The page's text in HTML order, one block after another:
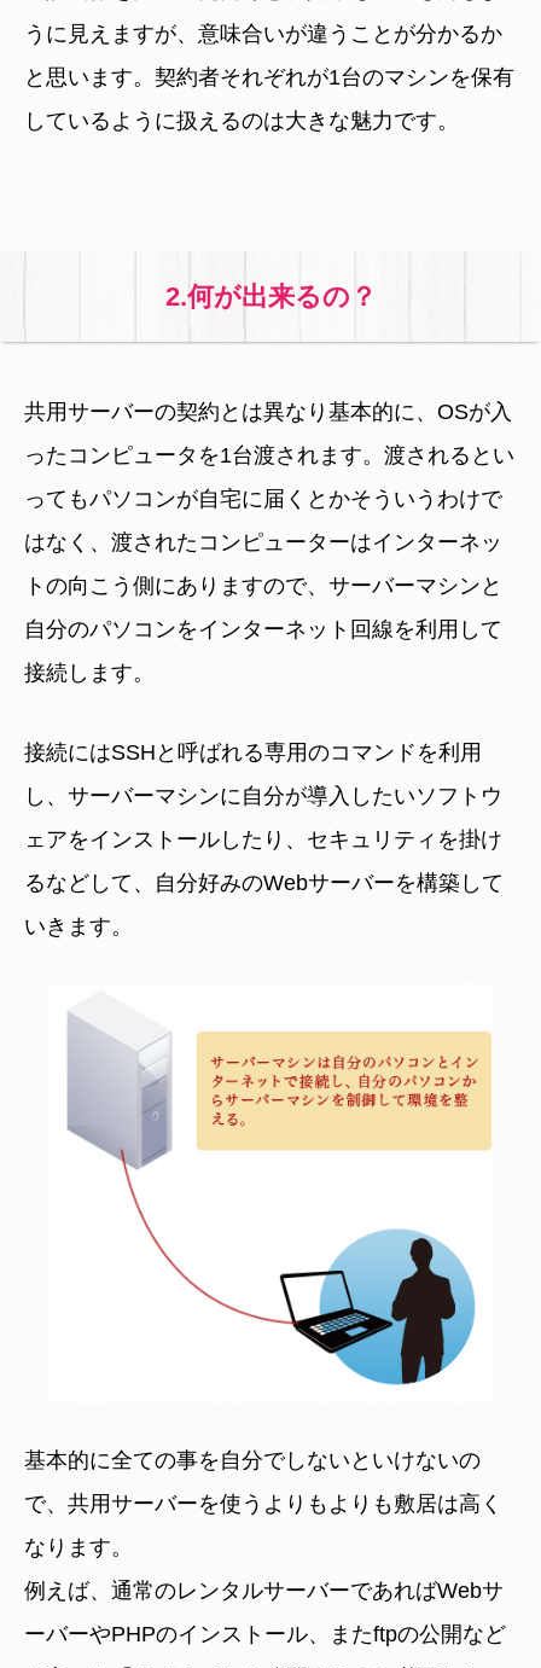
うに見えますが、意味合いが違うことが分かるか
と思います。契約者それぞれが1台のマシンを保有
しているように扱えるのは大きな魅力です。
2.何が出来るの？
共用サーバーの契約とは異なり基本的に、OSが入
ったコンピュータを1台渡されます。渡されるとい
ってもパソコンが自宅に届くとかそういうわけで
はなく、渡されたコンピューターはインターネッ
トの向こう側にありますので、サーバーマシンと
自分のパソコンをインターネット回線を利用して
接続します。
接続にはSSHと呼ばれる専用のコマンドを利用
し、サーバーマシンに自分が導入したいソフトウ
ェアをインストールしたり、セキュリティを掛け
るなどして、自分好みのWebサーバーを構築して
いきます。
基本的に全ての事を自分でしないといけないの
で、共用サーバーを使うよりもよりも敷居は高く
なります。
例えば、通常のレンタルサーバーであればWebサ
ーバーやPHPのインストール、またftpの公開など